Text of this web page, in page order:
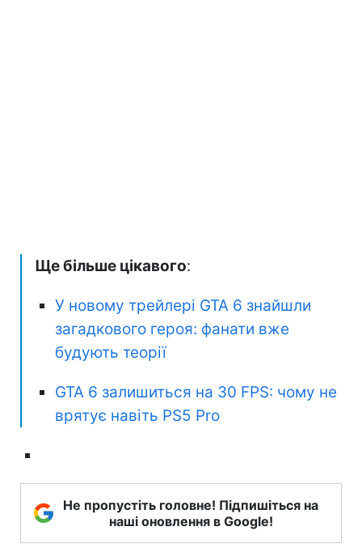
Ще більше цікавого:
У новому трейлері GTA 6 знайшли
загадкового героя: фанати вже
будують теорії
GTA 6 залишиться на 30 FPS: чому не
врятує навіть PS5 Pro
Не пропустіть головне! Підпишіться на
наші оновлення в Google!